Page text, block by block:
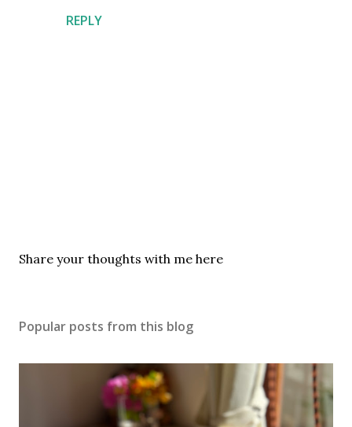
REPLY
P
a
o
Share your thoughts with me here
Popular posts from this blog